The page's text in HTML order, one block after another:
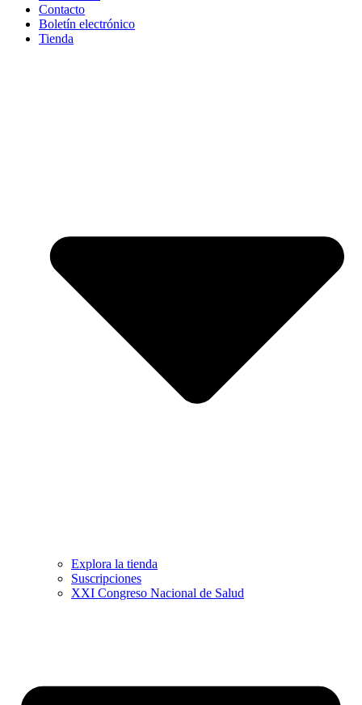
Contacto
Boletín electrónico
Tienda
Explora la tienda
Suscripciones
XXI Congreso Nacional de Salud